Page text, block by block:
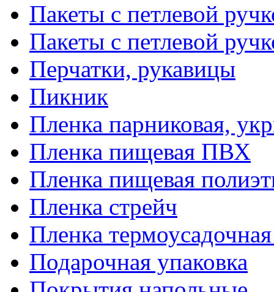
Пакеты с петлевой
Пакеты с петлевой
Перчатки, рукавицы
Пикник
Пленка парниковая,
Пленка пищевая ПВХ
Пленка пищевая
Пленка стрейч
Пленка
Подарочная упаковка